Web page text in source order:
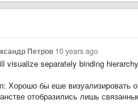
Петров 10 years ago
visualize separately binding
Хорошо бы еше визуализировать
отобразились лишь